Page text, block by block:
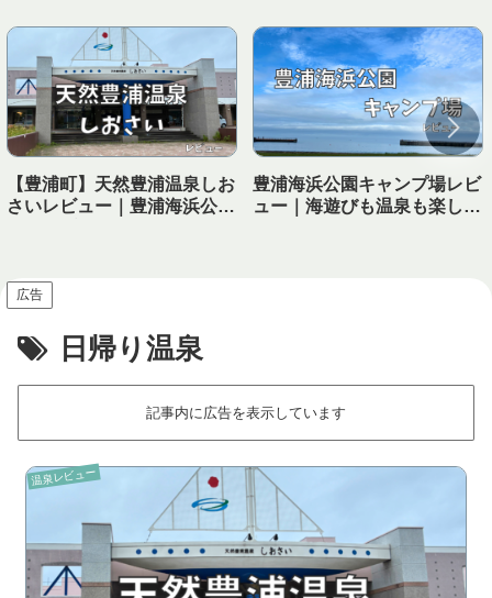
【豊浦町】天然豊浦温泉しお
さいレビュー｜豊浦海浜公園
豊浦海浜公園キャンプ場レビ
ュー｜海遊びも温泉も楽しめ
広告
日帰り温泉
記事内に広告を表示しています
温泉レビュー